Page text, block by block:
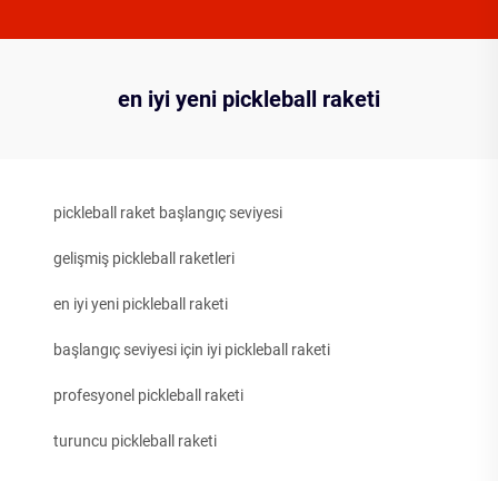
en iyi yeni pickleball raketi
pickleball raket başlangıç seviyesi
gelişmiş pickleball raketleri
en iyi yeni pickleball raketi
başlangıç seviyesi için iyi pickleball raketi
profesyonel pickleball raketi
turuncu pickleball raketi